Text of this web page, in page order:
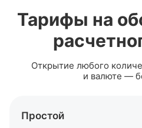
Тарифы на
Открытие любого
и валюте —
Простой